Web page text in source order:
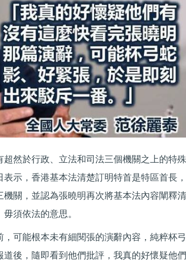
然於行政、立法和司法三個機關之上的特殊
示，香港基本法清楚訂明特首是特區首長，
關，並認為張曉明再次將基本法內容闡釋清
須依法的意思。
可能根本未有細閱張的演辭內容，純粹杯弓
後，隨即看到他們批評，我真的好懷疑他們